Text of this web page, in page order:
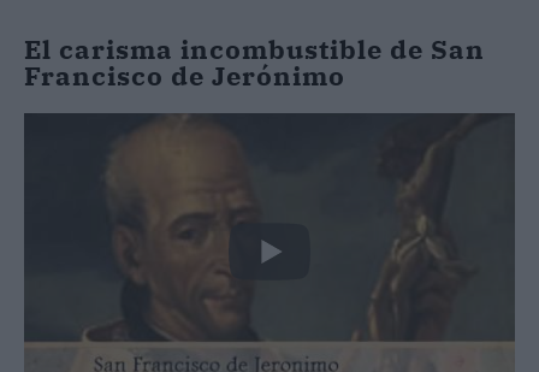
El carisma incombustible de San
Francisco de Jerónimo